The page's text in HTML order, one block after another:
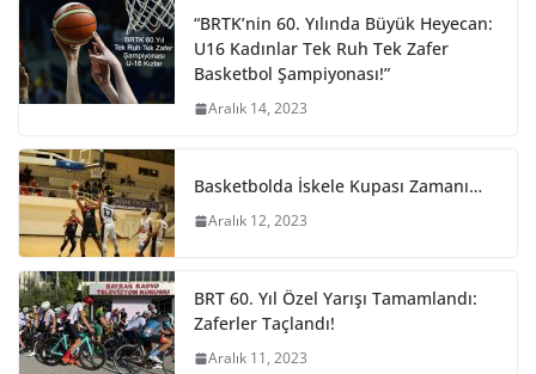
“BRTK’nin 60. Yılında Büyük Heyecan:
U16 Kadınlar Tek Ruh Tek Zafer
Basketbol Şampiyonası!”
Aralık 14, 2023
Basketbolda İskele Kupası Zamanı…
Aralık 12, 2023
BRT 60. Yıl Özel Yarışı Tamamlandı:
Zaferler Taçlandı!
Aralık 11, 2023